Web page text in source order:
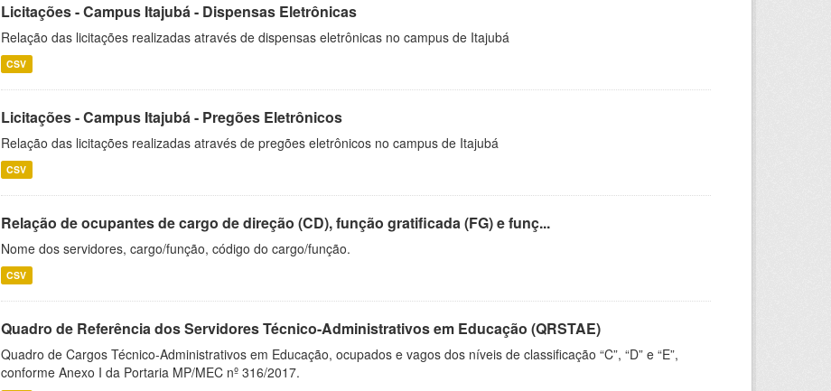
Licitações - Campus Itajubá - Dispensas Eletrônicas
Relação das licitações realizadas através de dispensas eletrônicas no campus de Itajubá
CSV
Licitações - Campus Itajubá - Pregões Eletrônicos
Relação das licitações realizadas através de pregões eletrônicos no campus de Itajubá
CSV
Relação de ocupantes de cargo de direção (CD), função gratificada (FG) e funç...
Nome dos servidores, cargo/função, código do cargo/função.
CSV
Quadro de Referência dos Servidores Técnico-Administrativos em Educação (QRSTAE)
Quadro de Cargos Técnico-Administrativos em Educação, ocupados e vagos dos níveis de classificação “C”, “D” e “E”,
conforme Anexo I da Portaria MP/MEC nº 316/2017.